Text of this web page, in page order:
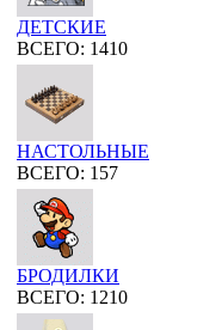
ДЕТСКИЕ
ВСЕГО: 1410
НАСТОЛЬНЫЕ
ВСЕГО: 157
БРОДИЛКИ
ВСЕГО: 1210